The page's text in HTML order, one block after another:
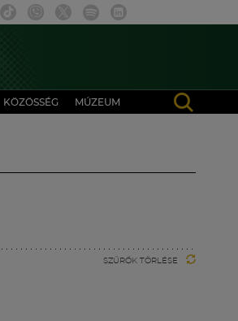
KÖZÖSSÉG MÚZEUM
SZŰRŐK TÖRLÉSE